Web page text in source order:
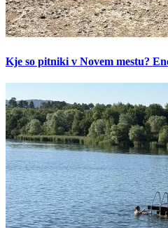
Kje so pitniki v Novem mestu?